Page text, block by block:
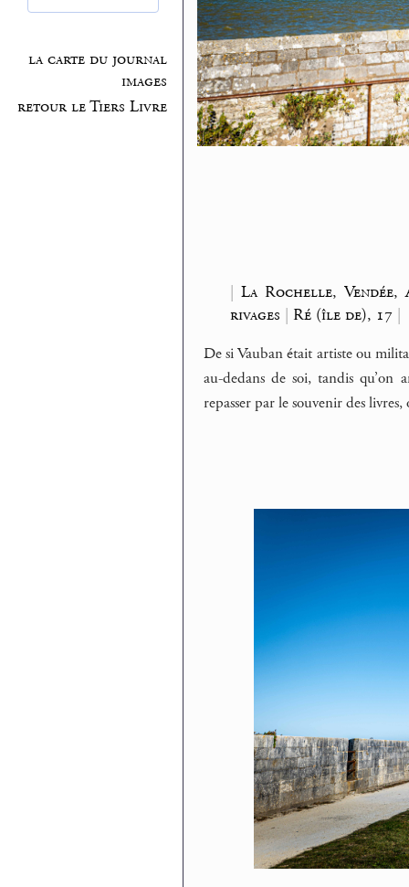
la carte du journal
images
retour le Tiers Livre
| La Rochelle, Vendée,
rivages | Ré (île de), 17|
De si Vauban était artiste ou
au-dedans de soi, tandis
repasser par le souvenir des